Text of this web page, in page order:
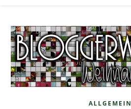
ALLGEMEIN